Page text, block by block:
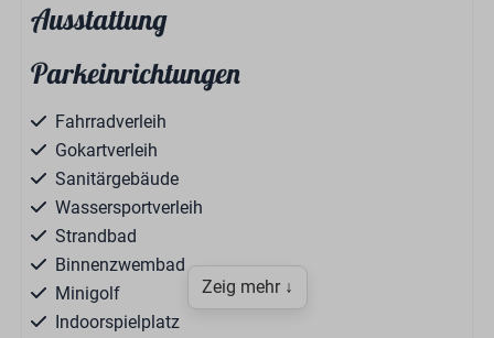
Ausstattung
Parkeinrichtungen
Fahrradverleih
Gokartverleih
Sanitärgebäude
Wassersportverleih
Strandbad
Binnenzwembad
Minigolf
Indoorspielplatz
Zeig mehr ↓